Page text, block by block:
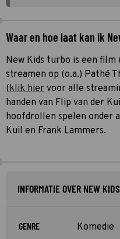
Waar en hoe laat kan ik
New Kids turbo is een
streamen op (o.a.) Pathé
(klik hier voor alle
handen van Flip van der
hoofdrollen spelen onder
Kuil en Frank Lammers.
INFORMATIE OVER NEW
GENRE Komedie